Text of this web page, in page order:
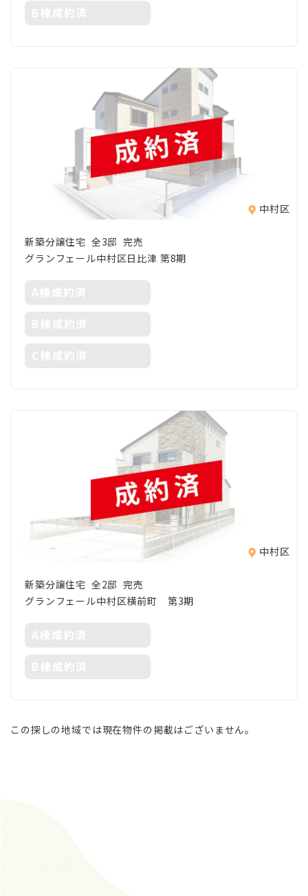
中村区
新築分譲住宅 全3邸 完売
グランフェール中村区日比津 第8期
中村区
新築分譲住宅 全2邸 完売
グランフェール中村区横前町 第3期
この探しの地域では現在物件の掲載はございません。